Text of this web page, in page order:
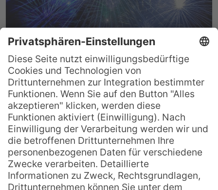
Silvester doppelt feiern –
Zeitzonen sei Dank!
Partyfans haben es zum Millennium
vorgemacht und gleich zweimal ins neue
Jahr gefeiert, seitdem ist es ganz groß
angesagt: Silvesterhopping. 26 Stunden
hat man Zeit bis alle Länder vom ersten
im Pazifik bis zum letzten in Amerika ins